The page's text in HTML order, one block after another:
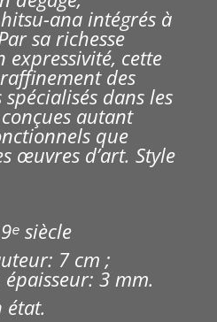
ana intégrés à
sa richesse
expressivité, cette
des
dans les
autant
que
œuvres d’art. Style
siècle
7 cm ;
3 mm.